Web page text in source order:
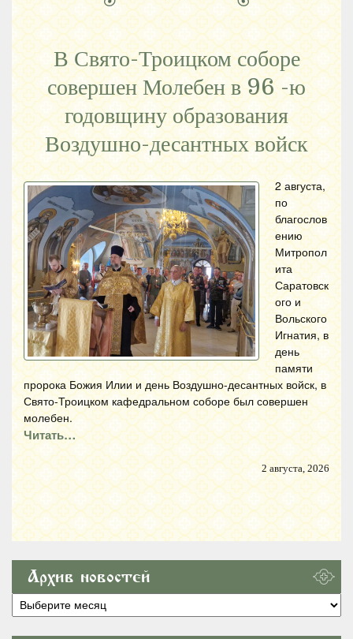
В Свято-Троицком соборе
совершен Молебен в 96 -ю
годовщину образования
Воздушно-десантных войск
2 августа,
по
благослов
ению
Митропол
ита
Саратовск
ого и
Вольского
Игнатия, в
день
памяти
пророка Божия Илии и день Воздушно-десантных войск, в
Свято-Троицком кафедральном соборе был совершен
молебен.
Читать…
2 августа, 2026
Архив новостей
Архив
новостей